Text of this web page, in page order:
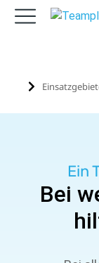
Sie befinden
Ein
Bei